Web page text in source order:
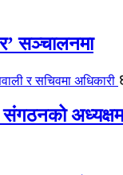
सञ्चालनमा
अध्यक्षमा